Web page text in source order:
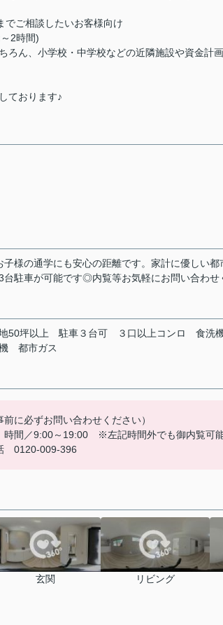
ご相談したいお客様向け
2時間)
ろん、小学校・中学校などの近隣施設や資金計
ております♪
子様の通学にも安心の距離です。家計に優しい
台駐車が可能です◎内覧等お気軽にお問い合わせ
50坪以上 駐車３台可 ３口以上コンロ 食洗
都市ガス
に必ずお問い合わせください）
間／9:00～19:00 ※左記時間外でも御内覧可
0120-009-396
玄関 リビング